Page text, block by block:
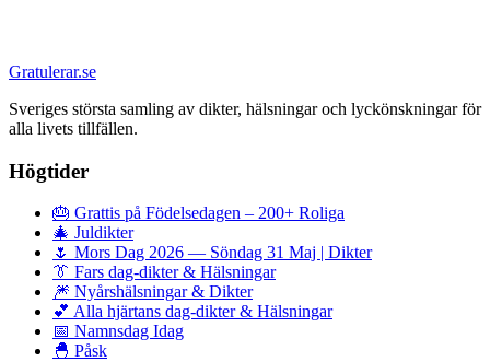
Gratulerar.se
Sveriges största samling av dikter, hälsningar och lyckönskningar för
alla livets tillfällen.
Högtider
🎂 Grattis på Födelsedagen – 200+ Roliga
🎄 Juldikter
🌷 Mors Dag 2026 — Söndag 31 Maj | Dikter
👔 Fars dag-dikter & Hälsningar
🎆 Nyårshälsningar & Dikter
💕 Alla hjärtans dag-dikter & Hälsningar
📅 Namnsdag Idag
🐣 Påsk